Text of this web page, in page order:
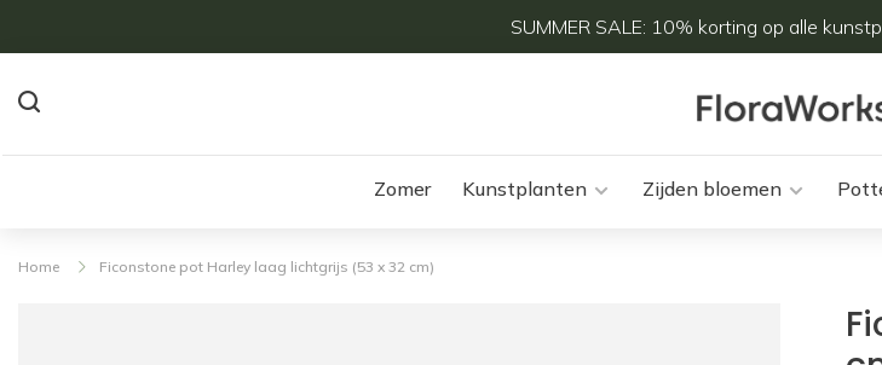
SUMMER SALE: 10% korting op alle
Zomer Kunstplanten Zijden bloemen
Home Ficonstone pot Harley laag lichtgrijs (53 x 32 cm)